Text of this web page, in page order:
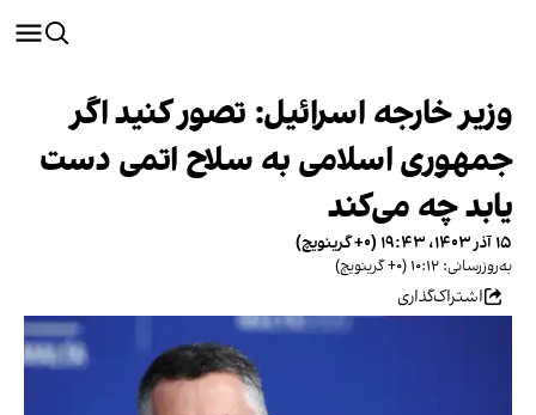
وزیر خارجه اسرائیل: تصور کنید اگر
جمهوری اسلامی به سلاح اتمی دست
یابد چه می‌کند
۱۵ آذر ۱۴۰۳، ۱۹:۴۳ (‎+۰ گرینویچ)
به‌روزرسانی: ۱۰:۱۲ (‎+۰ گرینویچ)
اشتراک‌گذاری